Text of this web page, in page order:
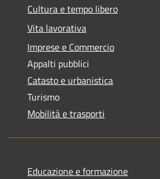
Cultura e tempo libero
Vita lavorativa
Imprese e Commercio
Appalti pubblici
Catasto e urbanistica
Turismo
Mobilità e trasporti
Educazione e formazione